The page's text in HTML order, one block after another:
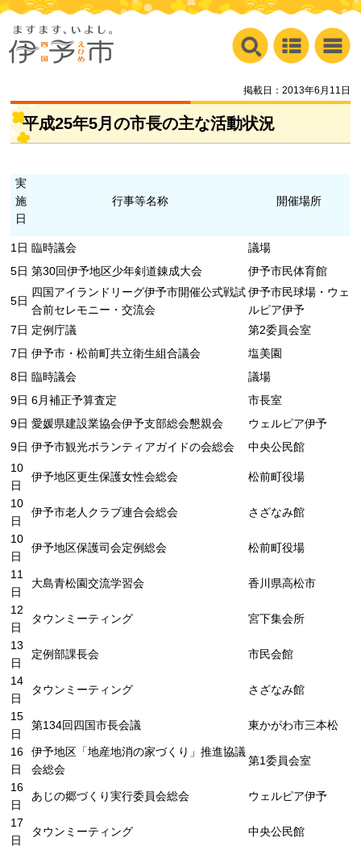
掲載日：2013年6月11日
平成25年5月の市長の主な活動状況
実
施
日
行事等名称 開催場所
1日 臨時議会
議場
5日 第30回伊予地区少年剣道錬成大会 伊予市民体育館
5日
四国アイランドリーグ伊予市開催公式戦試
合前セレモニー・交流会
伊予市民球場・ウェ
ルピア伊予
7日 定例庁議
第2委員会室
7日 伊予市・松前町共立衛生組合議会
塩美園
8日 臨時議会
議場
9日 6月補正予算査定
市長室
9日 愛媛県建設業協会伊予支部総会懇親会
ウェルピア伊予
9日 伊予市観光ボランティアガイドの会総会
中央公民館
10
日
伊予地区更生保護女性会総会 松前町役場
10
日
伊予市老人クラブ連合会総会 さざなみ館
10
日
伊予地区保護司会定例総会 松前町役場
11
日
大島青松園交流学習会 香川県高松市
12
日
タウンミーティング 宮下集会所
13
日
定例部課長会 市民会館
14
日
タウンミーティング さざなみ館
15
日
第134回四国市長会議 東かがわ市三本松
16
日
伊予地区「地産地消の家づくり」推進協議
会総会
第1委員会室
16
日
あじの郷づくり実行委員会総会 ウェルピア伊予
17
日
タウンミーティング 中央公民館